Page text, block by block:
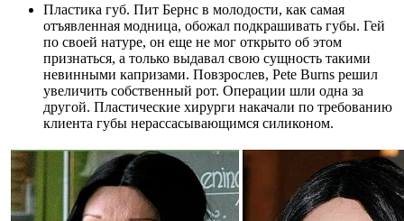
Пластика губ. Пит Бернс в молодости, как самая
отъявленная модница, обожал подкрашивать губы. Гей
по своей натуре, он еще не мог открыто об этом
признаться, а только выдавал свою сущность такими
невинными капризами. Повзрослев, Pete Burns решил
увеличить собственный рот. Операции шли одна за
другой. Пластические хирурги накачали по требованию
клиента губы нерассасывающимся силиконом.